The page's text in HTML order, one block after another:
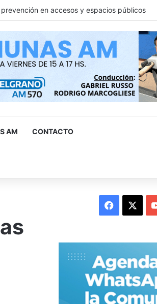
en accesos y espacios públicos
AM CONTACTO
Facebook